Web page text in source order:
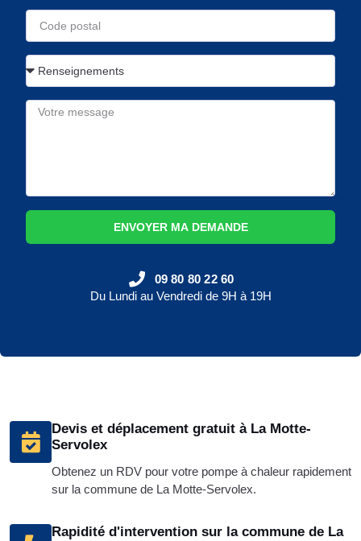
Devis et déplacement gratuit à La Motte-
Servolex
Obtenez un RDV pour votre pompe à chaleur rapidement
sur la commune de La Motte-Servolex.
Rapidité d'intervention sur la commune de La
ENVOYER MA DEMANDE
09 80 80 22 60
Du Lundi au Vendredi de 9H à 19H